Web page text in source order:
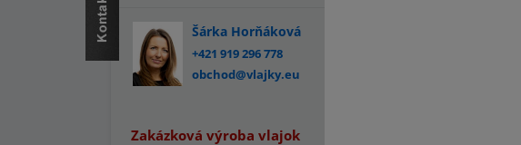
Šárka Horňáková
+421 919 296 778
obchod@vlajky.eu
Zakázková výroba vlajok